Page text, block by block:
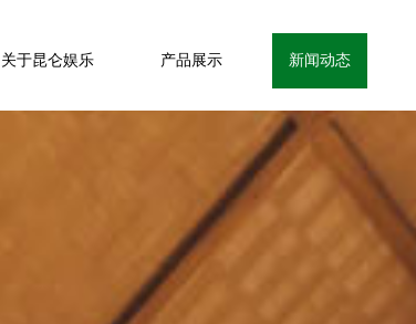
关于昆仑娱乐 产品展示 新闻动态